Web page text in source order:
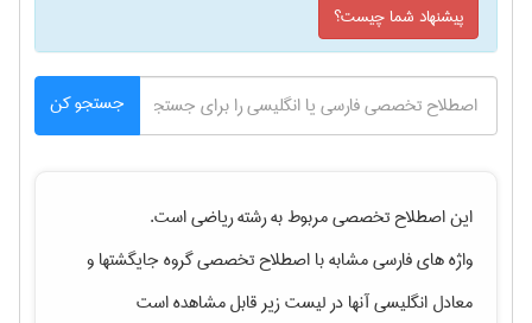
پیشنهاد شما چیست؟
جستجو کن
این اصطلاح تخصصی مربوط به رشتهرياضیاست.
واژه های فارسی مشابه با اصطلاح تخصصیگروه جایگشتهاو
معادل انگلیسی آنها در لیست زیر قابل مشاهده است